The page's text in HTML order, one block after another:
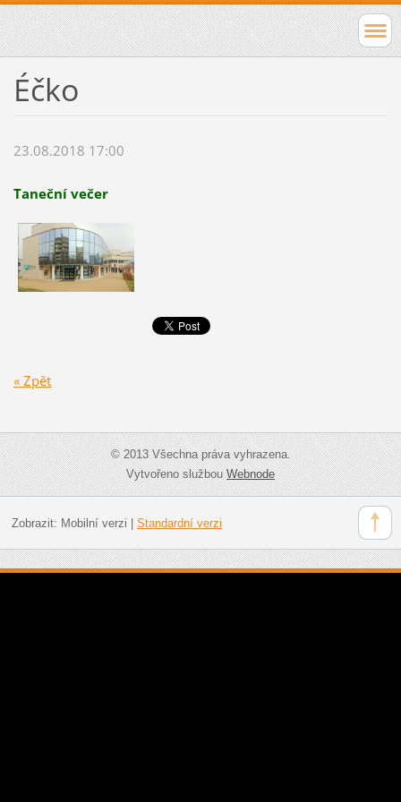
Éčko
23.08.2018 17:00
Taneční večer
« Zpět
© 2013 Všechna práva vyhrazena.
Vytvořeno službouWebnode
Zobrazit: Mobilní verzi Standardní verzi